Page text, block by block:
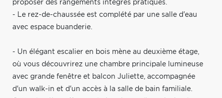
proposer des rangements intégrés pratiques.
- Le rez-de-chaussée est complété par une salle d'eau
avec espace buanderie.
- Un élégant escalier en bois mène au deuxième étage,
où vous découvrirez une chambre principale lumineuse
avec grande fenêtre et balcon Juliette, accompagnée
d'un walk-in et d'un accès à la salle de bain familiale.